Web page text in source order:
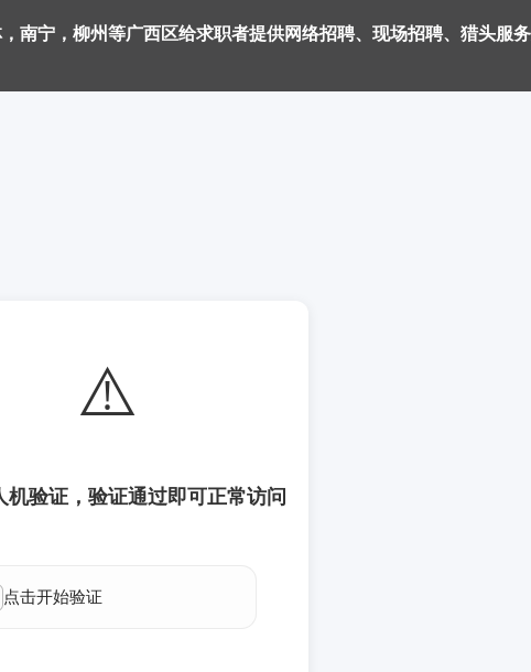
南宁，柳州等广西区给求职者提供网络招聘、现场招聘、猎头服
⚠️
机验证，验证通过即可正常访问